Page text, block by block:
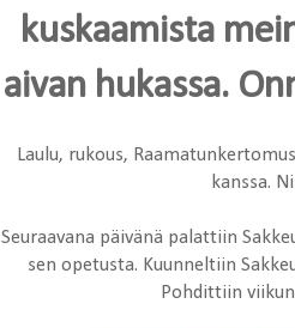
kuskaamista
aivan hukassa.
Laulu, rukous,
kanssa.
Seuraavana päivänä palattiin
sen opetusta. Kuunneltiin
Pohdittiin